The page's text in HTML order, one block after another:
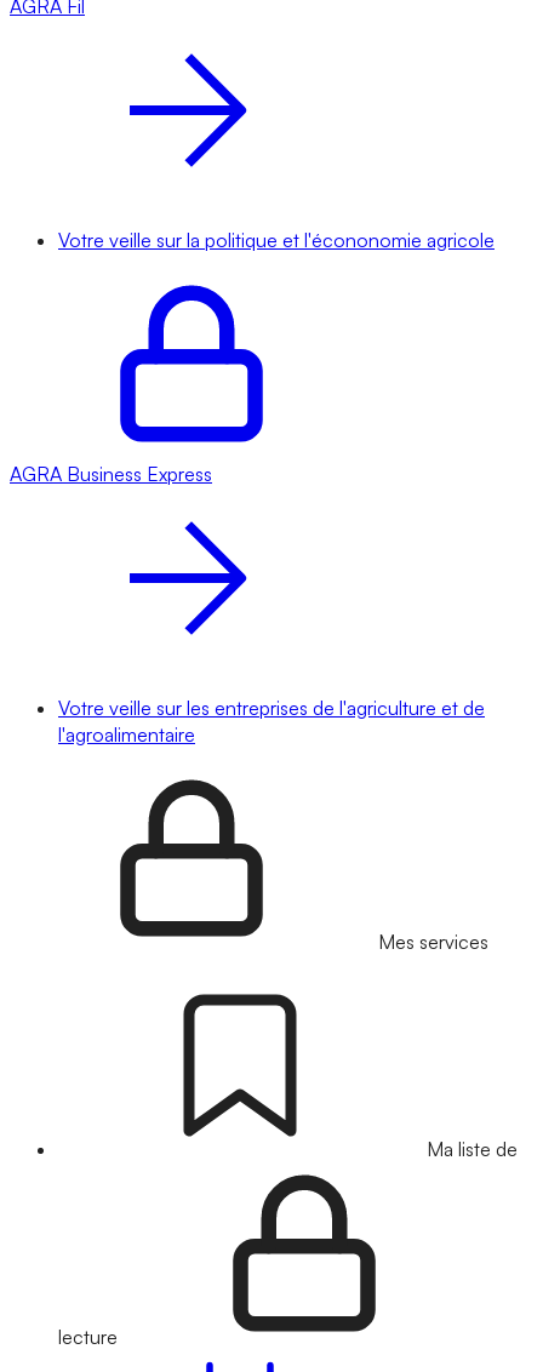
AGRA Fil
Votre veille sur la politique et l'écononomie agricole
AGRA Business Express
Votre veille sur les entreprises de l'agriculture et de
l'agroalimentaire
Mes services
Ma liste de
lecture